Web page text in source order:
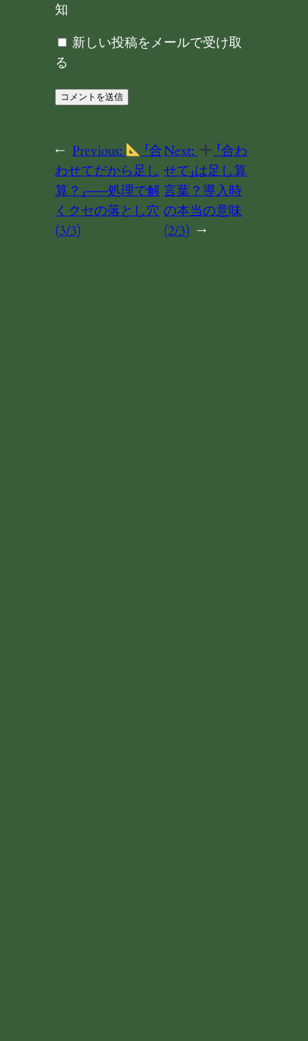
知
新しい投稿をメールで受け取
る
← Previous:
「合
わせてだから足し
算？」——処理で解
くクセの落とし穴
(3/3)
Next:
「合わ
せて」は足し算
言葉？導入時
の本当の意味
(2/3) →